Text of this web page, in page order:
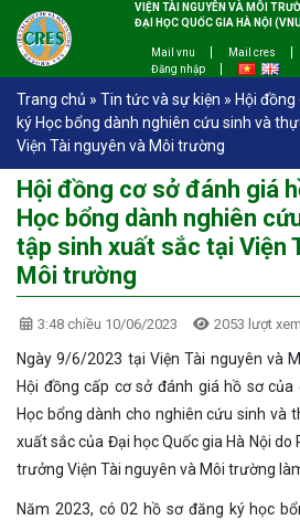
VIỆN TÀI NGUYÊN VÀ MÔI
ĐẠI HỌC QUỐC GIA HÀ NỘI
Mail vnu Mail cres
Đăng nhập
Trang chủ » Tin tức và sự kiện » Hội
ký Học bổng dành nghiên cứu sinh và
Viện Tài nguyên và Môi trường
Hội đồng cơ sở đánh giá
Học bổng dành nghiên
tập sinh xuất sắc tại Viện
Môi trường
3:48 chiều 10/06/2023 2053 lượt xem
Ngày 9/6/2023 tại Viện Tài nguyên và
Hội đồng cấp cơ sở đánh giá hồ sơ
Học bổng dành cho nghiên cứu sinh và
xuất sắc của Đại học Quốc gia Hà Nội do
trưởng Viện Tài nguyên và Môi trường
Năm 2023, có 02 hồ sơ đăng ký học